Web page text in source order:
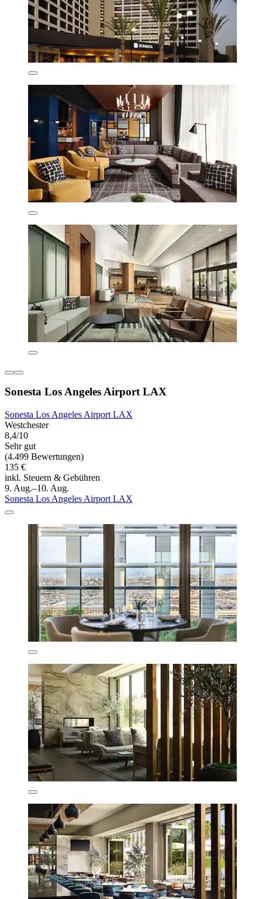
Sonesta Los Angeles Airport LAX
Sonesta Los Angeles Airport LAX
Westchester
8,4/10
Sehr gut
(4.499 Bewertungen)
135 €
inkl. Steuern & Gebühren
9. Aug.–10. Aug.
Sonesta Los Angeles Airport LAX